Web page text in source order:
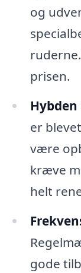
og
prisen.
Hybden
er
være
kræve
helt
gode